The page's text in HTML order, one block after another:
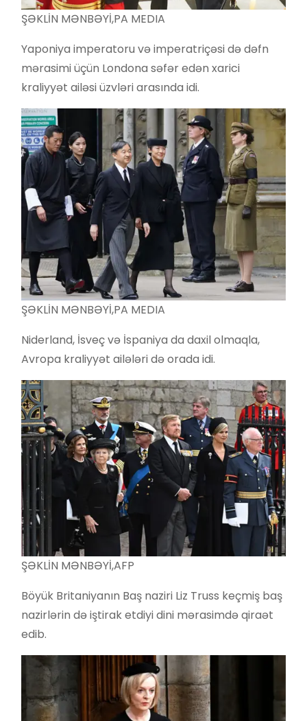
ŞƏKLİN MƏNBƏYİ,PA MEDIA
Yaponiya imperatoru və imperatriçəsi də dəfn
mərasimi üçün Londona səfər edən xarici
kraliyyət ailəsi üzvləri arasında idi.
ŞƏKLİN MƏNBƏYİ,PA MEDIA
Niderland, İsveç və İspaniya da daxil olmaqla,
Avropa kraliyyət ailələri də orada idi.
ŞƏKLİN MƏNBƏYİ,AFP
Böyük Britaniyanın Baş naziri Liz Truss keçmiş baş
nazirlərin də iştirak etdiyi dini mərasimdə qiraət
edib.